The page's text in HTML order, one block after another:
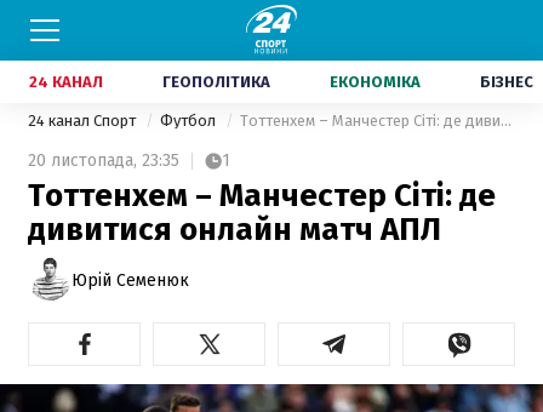
24 КАНАЛ ГЕОПОЛІТИКА ЕКОНОМІКА БІЗНЕС
24 канал Спорт Футбол Тоттенхем – Манчестер Сіті: де дивитися онлайн матч АПЛ
20 листопада, 23:35 1
Тоттенхем – Манчестер Сіті: де
дивитися онлайн матч АПЛ
Юрій Семенюк